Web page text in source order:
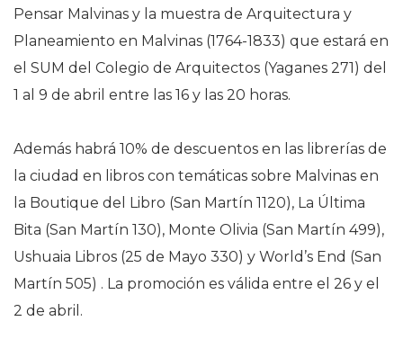
Pensar Malvinas y la muestra de Arquitectura y
Planeamiento en Malvinas (1764-1833) que estará en
el SUM del Colegio de Arquitectos (Yaganes 271) del
1 al 9 de abril entre las 16 y las 20 horas.
Además habrá 10% de descuentos en las librerías de
la ciudad en libros con temáticas sobre Malvinas en
la Boutique del Libro (San Martín 1120), La Última
Bita (San Martín 130), Monte Olivia (San Martín 499),
Ushuaia Libros (25 de Mayo 330) y World’s End (San
Martín 505) . La promoción es válida entre el 26 y el
2 de abril.